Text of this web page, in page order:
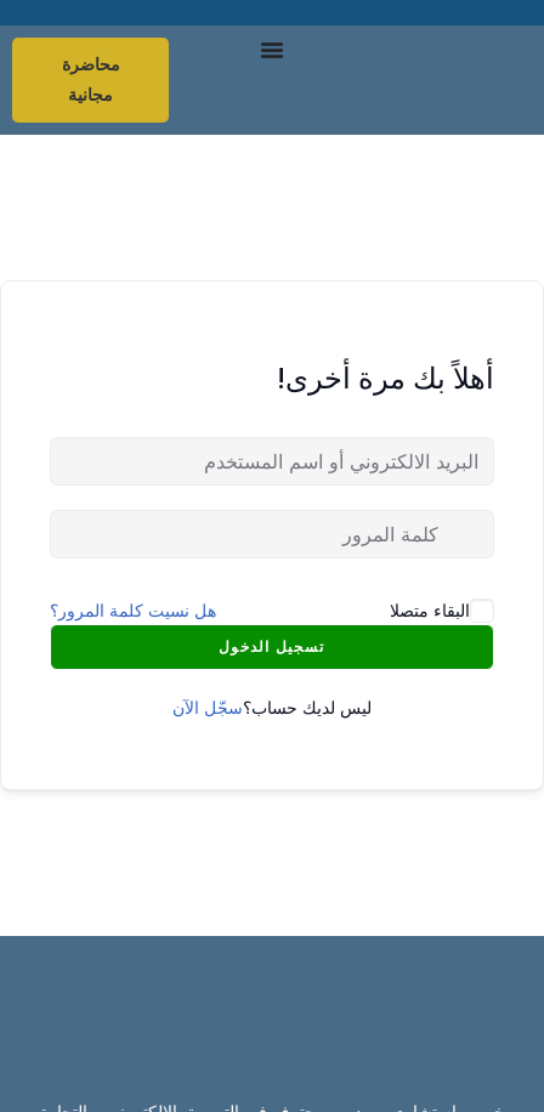
محاضرة
مجانية
أهلاً بك مرة أخرى!
البقاء متصلا هل نسيت كلمة المرور؟
تسجيل الدخول
ليس لديك حساب؟سجّل الآن